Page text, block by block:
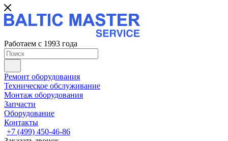
Работаем с 1993 года
Ремонт оборудования
Техническое обслуживание
Монтаж оборудования
Запчасти
Оборудование
Контакты
+7 (499) 450-46-86